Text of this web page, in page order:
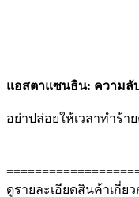
แอสตาแซนธิน: ความลั
อย่าปล่อยให้เวลาทำร้
ดูรายละเอียดสินค้าเกี่